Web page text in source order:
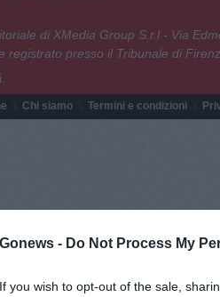
Gonews - Do Not Process My
If you wish to opt-out of the sale,
di XMedia Group S.r.l - Via
registrato presso il Tribunale di
Chi siamo Termini e condizioni